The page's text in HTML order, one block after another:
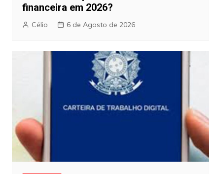
financeira em 2026?
Célio 6 de Agosto de 2026